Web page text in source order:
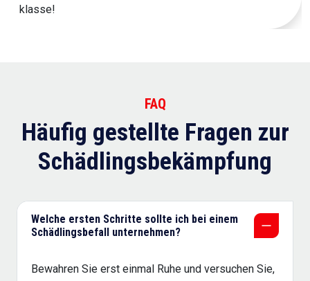
klasse!
FAQ
Häufig gestellte Fragen zur
Schädlingsbekämpfung
Welche ersten Schritte sollte ich bei einem
Schädlingsbefall unternehmen?
Bewahren Sie erst einmal Ruhe und versuchen Sie,